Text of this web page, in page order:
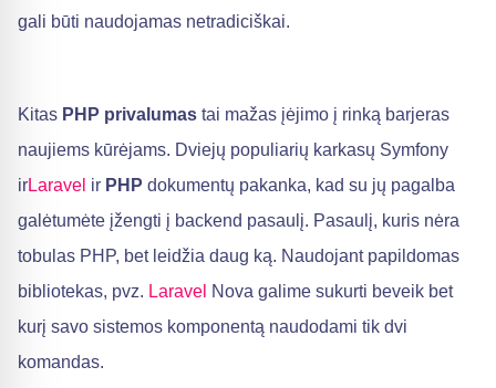
gali būti naudojamas netradiciškai.
Kitas PHP privalumas tai mažas įėjimo į rinką barjeras
naujiems kūrėjams. Dviejų populiarių karkasų Symfony
irLaravel ir PHP dokumentų pakanka, kad su jų pagalba
galėtumėte įžengti į backend pasaulį. Pasaulį, kuris nėra
tobulas PHP, bet leidžia daug ką. Naudojant papildomas
bibliotekas, pvz. Laravel Nova galime sukurti beveik bet
kurį savo sistemos komponentą naudodami tik dvi
komandas.